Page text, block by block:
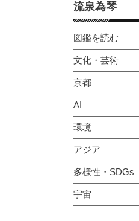
流泉為琴
図鑑を読む
文化・芸術
京都
AI
環境
アジア
多様性・SDGs
宇宙